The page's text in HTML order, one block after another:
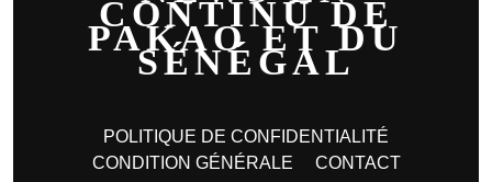
CONTINU DE
PAKAO ET DU
SÉNÉGAL
POLITIQUE DE CONFIDENTIALITÉ
CONDITION GÉNÉRALE
CONTACT